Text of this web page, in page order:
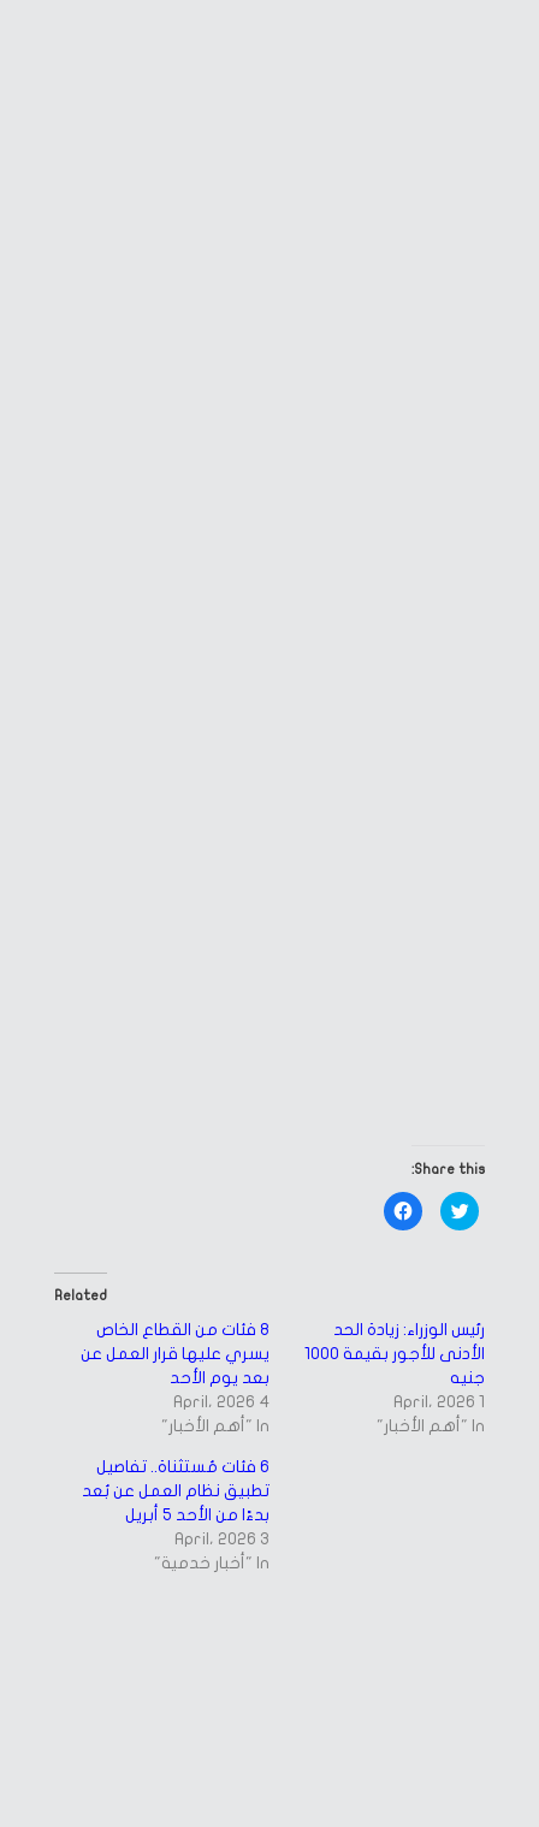
Share this:
Click
to
share
window)
Click
to
window)
Related
8 فئات من القطاع الخاص
يسري عليها قرار العمل عن
بعد يوم الأحد
4 April، 2026
In "أهم الأخبار"
رئيس الوزراء: زيادة الحد
الأدنى للأجور بقيمة 1000
جنيه
1 April، 2026
In "أهم الأخبار"
6 فئات مُستثناة.. تفاصيل
تطبيق نظام العمل عن بُعد
بدءًا من الأحد 5 أبريل
3 April، 2026
In "أخبار خدمية"